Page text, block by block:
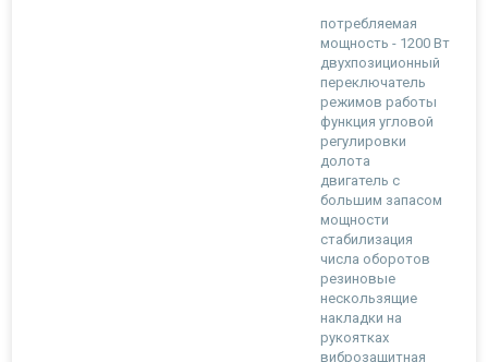
потребляемая
мощность - 1200 Вт
двухпозиционный
переключатель
режимов работы
функция угловой
регулировки
долота
двигатель с
большим запасом
мощности
стабилизация
числа оборотов
резиновые
нескользящие
накладки на
рукоятках
виброзащитная